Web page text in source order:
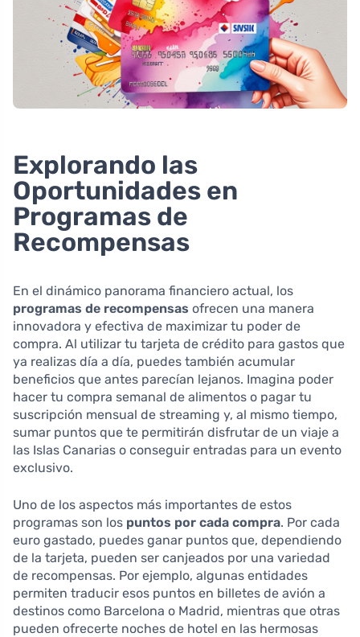
Explorando las
Oportunidades en
Programas de
Recompensas
En el dinámico panorama financiero actual, los
programas de recompensas ofrecen una manera
innovadora y efectiva de maximizar tu poder de
compra. Al utilizar tu tarjeta de crédito para gastos que
ya realizas día a día, puedes también acumular
beneficios que antes parecían lejanos. Imagina poder
hacer tu compra semanal de alimentos o pagar tu
suscripción mensual de streaming y, al mismo tiempo,
sumar puntos que te permitirán disfrutar de un viaje a
las Islas Canarias o conseguir entradas para un evento
exclusivo.
Uno de los aspectos más importantes de estos
programas son los puntos por cada compra. Por cada
euro gastado, puedes ganar puntos que, dependiendo
de la tarjeta, pueden ser canjeados por una variedad
de recompensas. Por ejemplo, algunas entidades
permiten traducir esos puntos en billetes de avión a
destinos como Barcelona o Madrid, mientras que otras
pueden ofrecerte noches de hotel en las hermosas